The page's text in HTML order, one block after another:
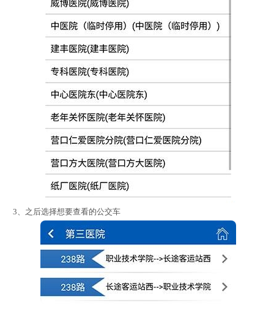
3、之后选择想要查看的公交车